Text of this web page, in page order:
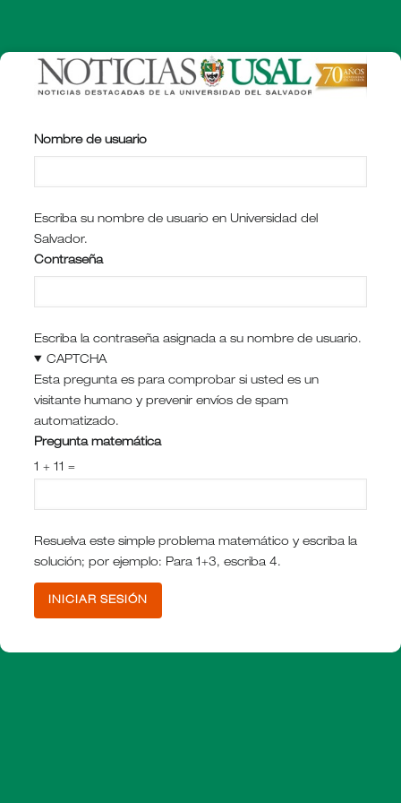
contenido
principal
Nombre de usuario
Escriba su nombre de usuario en Universidad del
Salvador.
Contraseña
Escriba la contraseña asignada a su nombre de usuario.
CAPTCHA
Esta pregunta es para comprobar si usted es un
visitante humano y prevenir envíos de spam
automatizado.
Pregunta matemática
1 + 11 =
Resuelva este simple problema matemático y escriba la
solución; por ejemplo: Para 1+3, escriba 4.